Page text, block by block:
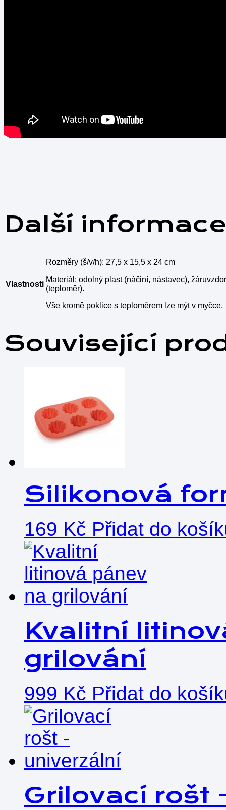
Další
Vlastnosti
Rozměry (š/v/h): 27,5 x 15,5 x 24 cm
Materiál: odolný plast (náčiní, nástavec),
(teploměr).
Vše kromě poklice s teploměrem lze mýt v myčce.
Související
Silikonová
169 Kč Přidat do
Kvalitní
grilování
999 Kč Přidat do
Grilovací rošt